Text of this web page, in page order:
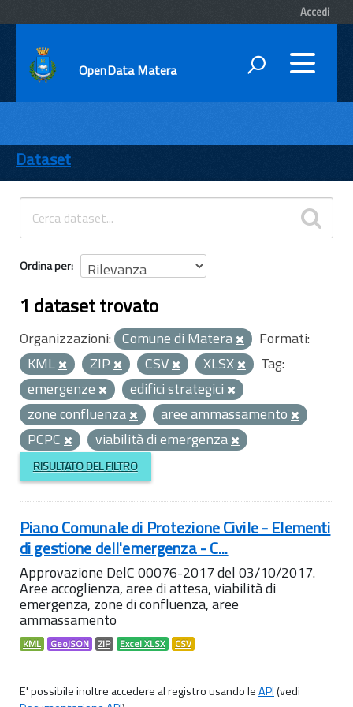
Accedi
OpenData Matera
ENTI
TEMI
INFORMAZIONI
Dataset
Ordina per
1 dataset trovato
Organizzazioni: Comune di Matera
Formati:
KML
ZIP CSV XLSX
Tag:
emergenze
edifici strategici
zone confluenza
aree ammassamento
PCPC
viabilità di emergenza
RISULTATO DEL FILTRO
Piano Comunale di Protezione Civile - Elementi
di gestione dell'emergenza - C...
Approvazione DelC 00076-2017 del 03/10/2017.
Aree accoglienza, aree di attesa, viabilità di
emergenza, zone di confluenza, aree
ammassamento
KML GeoJSON ZIP Excel XLSX CSV
E' possibile inoltre accedere al registro usando leAPI(vedi